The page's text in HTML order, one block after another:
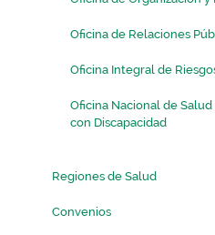
Oficina de Relaciones
Oficina Integral de
Oficina Nacional de
con Discapacidad
Regiones de Salud
Convenios